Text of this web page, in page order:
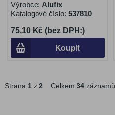
Výrobce: Alufix
Katalogové číslo: 537810
75,10 Kč (bez DPH:)
Koupit
Strana 1 z 2 Celkem 34 záznamů